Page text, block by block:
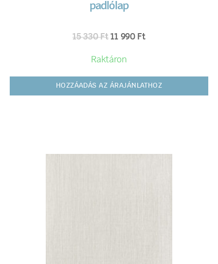
padlólap
15 330Ft 11 990 Ft
Raktáron
HOZZÁADÁS AZ ÁRAJÁNLATHOZ